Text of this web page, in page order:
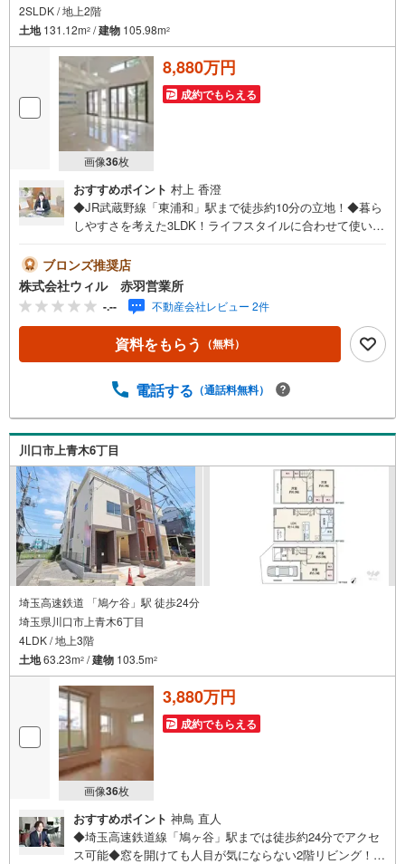
2SLDK / 地上2階
土地131.12m2 /建物 105.98m2
画像36枚
8,880万円
成約でもらえる
おすすめポイント 村上 香澄
◆JR武蔵野線「東浦和」駅まで徒歩約10分の立地！◆暮ら
しやすさを考えた3LDK！ライフスタイルに合わせて使いや
など、多目的に活用できます！◆ウッドデッキを備え、く
つろぎやアウトドア気分を身近に楽しめます！◆対面式キ
ッチンを採用し、家族との会話が弾む開放的な住空間◆全
居室収納付きで、衣類や日用品を整理しやすく、お部屋を
広々使えます！◆閑静な住宅街に佇み、落ち着いた住環境
で穏やかな毎日をお過ごしいただけます！◆お買い物に便
10:00～19:00】上記時間はお電話が繋がりやすくなってお
ご見学予約ボタンよりご希望の日時をご記入いただけます
とスムーズにご案内が可能です。～住宅ローン～諸費用込
融資や築年数の古い物件のローンも得意としており、最適
な銀行をご提案します。～リフォーム～理想の間取り、テ
イストを作り上げられます！リフォームプランナーの同行
も可能です。
ブロンズ推奨店
株式会社ウィル 赤羽営業所
-.-- 不動産会社レビュー 2件
資料をもらう （無料）
電話する （通話料無料）
川口市上青木6丁目
埼玉高速鉄道 「鳩ケ谷」駅 徒歩24分
埼玉県川口市上青木6丁目
4LDK / 地上3階
土地63.23m2 /建物 103.5m2
画像36枚
3,880万円
成約でもらえる
おすすめポイント 神鳥 直人
◆埼玉高速鉄道線「鳩ヶ谷」駅までは徒歩約24分でアクセ
ス可能◆窓を開けても人目が気にならない2階リビング！4L